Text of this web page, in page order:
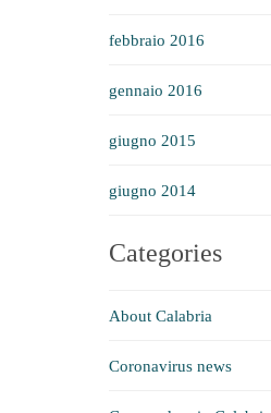
febbraio 2016
gennaio 2016
giugno 2015
giugno 2014
Categories
About Calabria
Coronavirus news